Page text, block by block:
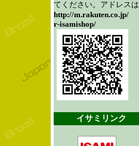
てください。アドレスは
http://m.rakuten.co.jp/
r-isamishop/
イサミリンク